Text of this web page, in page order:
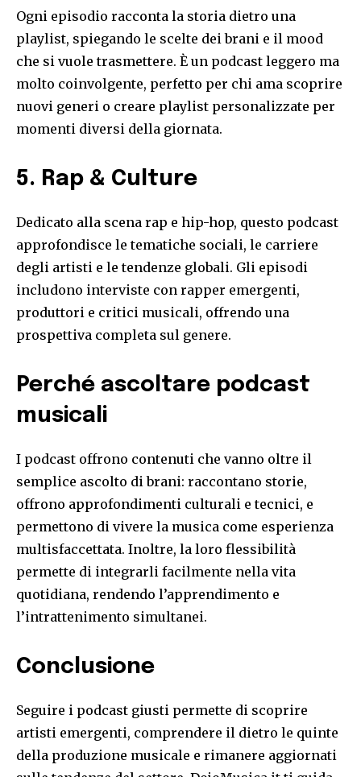
Ogni episodio racconta la storia dietro una
playlist, spiegando le scelte dei brani e il mood
che si vuole trasmettere. È un podcast leggero ma
molto coinvolgente, perfetto per chi ama scoprire
nuovi generi o creare playlist personalizzate per
momenti diversi della giornata.
5. Rap & Culture
Dedicato alla scena rap e hip-hop, questo podcast
approfondisce le tematiche sociali, le carriere
degli artisti e le tendenze globali. Gli episodi
includono interviste con rapper emergenti,
produttori e critici musicali, offrendo una
prospettiva completa sul genere.
Perché ascoltare podcast
musicali
I podcast offrono contenuti che vanno oltre il
semplice ascolto di brani: raccontano storie,
offrono approfondimenti culturali e tecnici, e
permettono di vivere la musica come esperienza
multisfaccettata. Inoltre, la loro flessibilità
permette di integrarli facilmente nella vita
quotidiana, rendendo l’apprendimento e
l’intrattenimento simultanei.
Conclusione
Seguire i podcast giusti permette di scoprire
artisti emergenti, comprendere il dietro le quinte
della produzione musicale e rimanere aggiornati